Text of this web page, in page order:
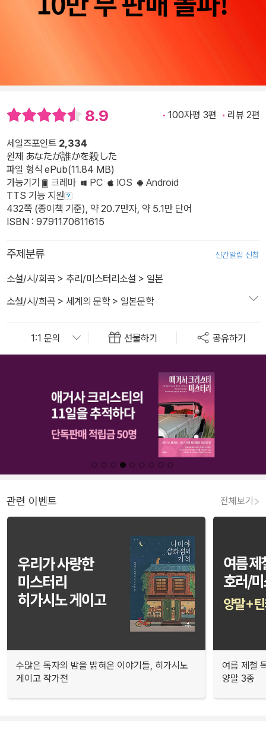
8.9 100자평 3편 리뷰 2편
세일즈포인트 2,334
원제 あなたが誰かを殺した
파일 형식 ePub(11.84 MB)
가능기기
크레마 PC IOS
Android
TTS 기능 지원
432쪽 (종이책 기준), 약 20.7만자, 약 5.1만 단어
ISBN : 9791170611615
주제분류 신간알림 신청
소설/시/희곡 > 추리/미스터리소설 > 일본
소설/시/희곡 > 세계의 문학> 일본문학
선물하기 공유하기
관련 이벤트 전체보기
수많은 독자의 밤을 밝혀온 이야기들, 히가시노
게이고 작가전
여름 제철
양말 3종